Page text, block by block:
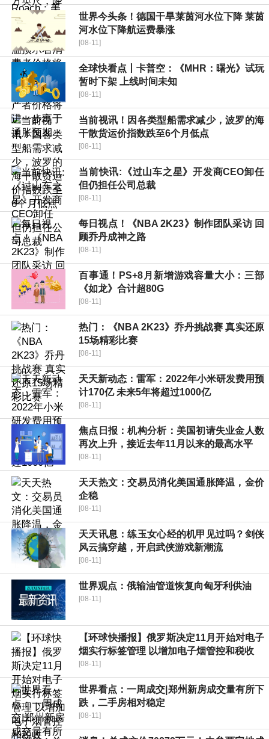
世界今头条！德国干旱莱茵河水位下降 莱茵
河水位下降航运费暴涨
[08-11]
全球快看点丨卡普空：《MHR：曙光》试玩
暂时下架 上线时间未知
[08-11]
当前视讯！因各类型船需求减少，波罗的海
干散货运价指数跌至6个月低点
[08-11]
当前快讯:《过山车之星》开发商CEO卸任
但仍担任公司总裁
[08-11]
每日视点！《NBA 2K23》制作团队采访 回
顾乔丹成神之路
[08-11]
百事通！PS+8月新增游戏容量大小：三部
《如龙》合计超80G
[08-11]
热门：《NBA 2K23》乔丹挑战赛 真实还原
15场精彩比赛
[08-11]
天天新动态：雷军：2022年小米研发费用预
计170亿 未来5年将超过1000亿
[08-11]
焦点日报：机构分析：美国初请失业金人数
再次上升，接近去年11月以来的最高水平
[08-11]
天天热文：交易员消化美国通胀降温，金价
企稳
[08-11]
天天讯息：练玉女心经的机甲见过吗？剑侠
风云搞穿越，开启武侠游戏新潮流
[08-11]
世界观点：俄输油管道恢复向匈牙利供油
[08-11]
【环球快播报】俄罗斯决定11月开始对电子
烟实行标签管理 以增加电子烟管控和税收
[08-11]
世界看点：一周成交|郑州新房成交量有所下
跌，二手房相对稳定
[08-11]